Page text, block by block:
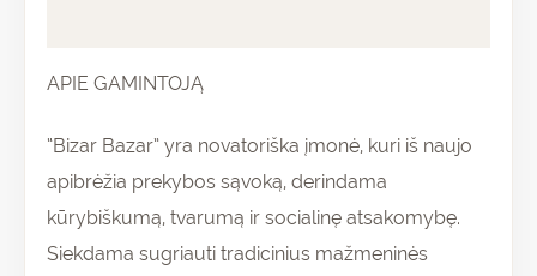
APIE GAMINTOJĄ
“Bizar Bazar” yra novatoriška įmonė, kuri iš naujo
apibrėžia prekybos sąvoką, derindama
kūrybiškumą, tvarumą ir socialinę atsakomybę.
Siekdama sugriauti tradicinius mažmeninės